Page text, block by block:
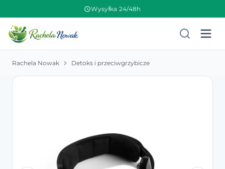
Wysyłka 24/48h
Rachela Nowak Detoks i przeciwgrzybicze